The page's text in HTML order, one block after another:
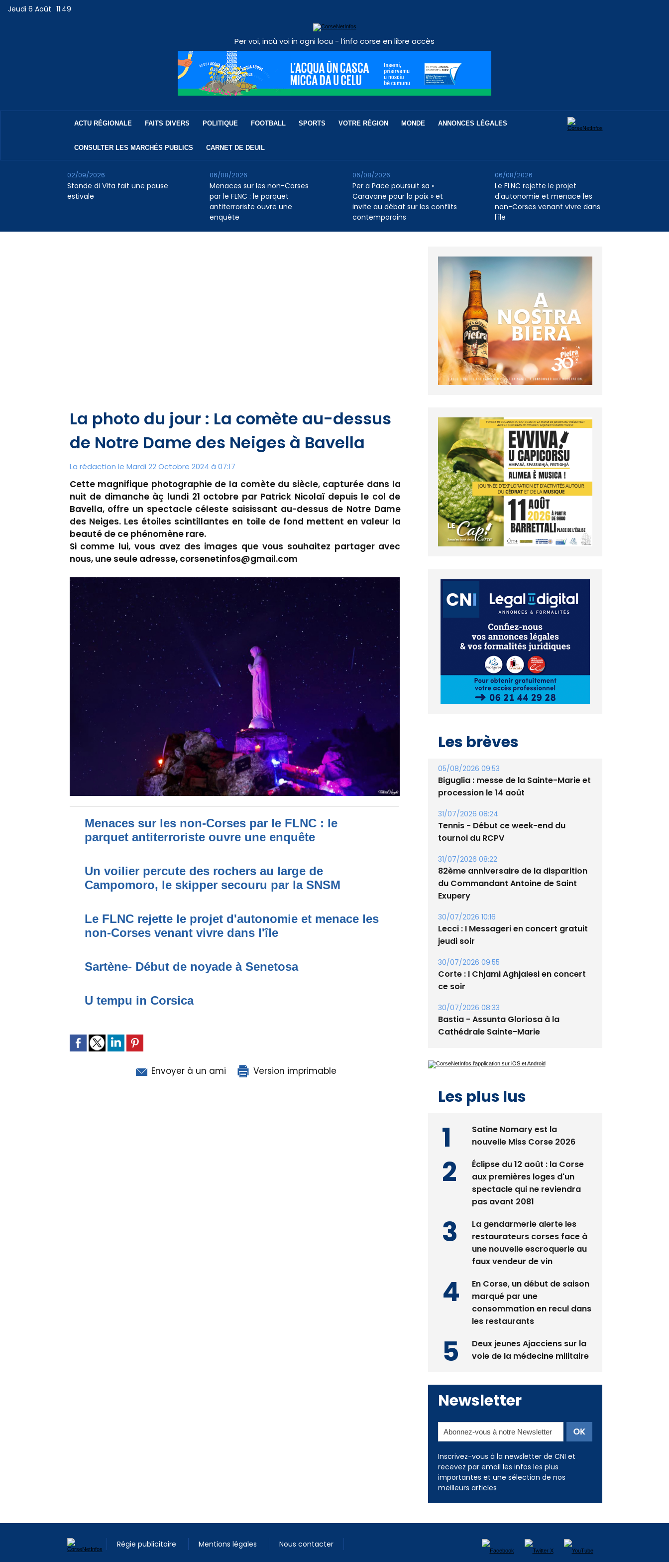
Jeudi 6 Août 11:49
Per voi, incù voi in ogni locu - l’info corse en libre accès
ACTU RÉGIONALE FAITS DIVERS POLITIQUE FOOTBALL SPORTS VOTRE RÉGION MONDE ANNONCES LÉGALES
CONSULTER LES MARCHÉS PUBLICS CARNET DE DEUIL
Stonde di Vita fait une pause
estivale
02/09/2026
Menaces sur les non-Corses
par le FLNC : le parquet
antiterroriste ouvre une
enquête
06/08/2026
Per a Pace poursuit sa «
Caravane pour la paix » et
invite au débat sur les conflits
contemporains
06/08/2026
Le FLNC rejette le projet
d'autonomie et menace les
non-Corses venant vivre dans
l'île
06/08/2026
La photo du jour : La comète au-dessus
de Notre Dame des Neiges à Bavella
La rédaction le Mardi 22 Octobre 2024 à 07:17
Cette magnifique photographie de la comète du siècle, capturée dans la
nuit de dimanche àç lundi 21 octobre par Patrick Nicolaï depuis le col de
Bavella, offre un spectacle céleste saisissant au-dessus de Notre Dame
des Neiges. Les étoiles scintillantes en toile de fond mettent en valeur la
beauté de ce phénomène rare.
Si comme lui, vous avez des images que vous souhaitez partager avec
nous, une seule adresse, corsenetinfos@gmail.com
Menaces sur les non-Corses par le FLNC : le
parquet antiterroriste ouvre une enquête
Un voilier percute des rochers au large de
Campomoro, le skipper secouru par la SNSM
Le FLNC rejette le projet d'autonomie et menace les
non-Corses venant vivre dans l'île
Sartène- Début de noyade à Senetosa
U tempu in Corsica
Envoyer à un ami Version imprimable
05/08/2026 09:53
procession le 14 août
31/07/2026 08:24
tournoi du RCPV
31/07/2026 08:22
du Commandant Antoine de Saint
Exupery
30/07/2026 10:16
jeudi soir
30/07/2026 09:55
ce soir
30/07/2026 08:33
Cathédrale Sainte-Marie
Éclipse du 12 août : la Corse
spectacle qui ne reviendra
pas avant 2081
La gendarmerie alerte les
une nouvelle escroquerie au
faux vendeur de vin
En Corse, un début de saison
consommation en recul dans
les restaurants
Deux jeunes Ajacciens sur la
Inscrivez-vous à la newsletter de CNI et
recevez par email les infos les plus
importantes et une sélection de nos
meilleurs articles
Régie publicitaire Mentions légales Nous contacter